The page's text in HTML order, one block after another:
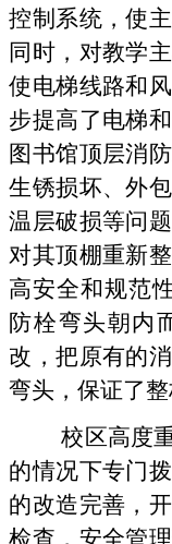
控制系统，使
同时，对教学
使电梯线路和
步提高了电梯
图书馆顶层消
生锈损坏、外
温层破损等问
对其顶棚重新
高安全和规范
防栓弯头朝内
改，把原有的
弯头，保证了
校区高度
的情况下专门
的改造完善，